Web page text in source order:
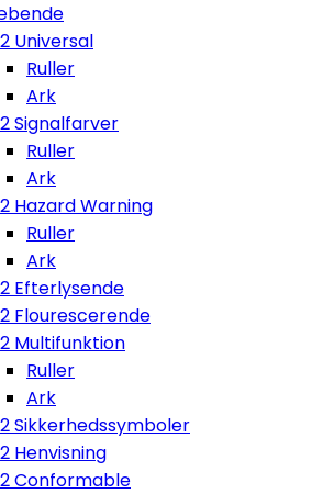
Universal
Ruller
Ark
Signalfarver
Ruller
Ark
Hazard Warning
Ruller
Ark
Efterlysende
Flourescerende
Multifunktion
Ruller
Ark
Sikkerhedssymboler
Henvisning
Conformable